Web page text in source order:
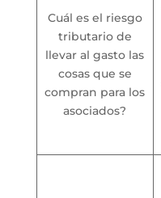
Cuál es el riesgo
tributario de
llevar al gasto las
cosas que se
compran para los
asociados?